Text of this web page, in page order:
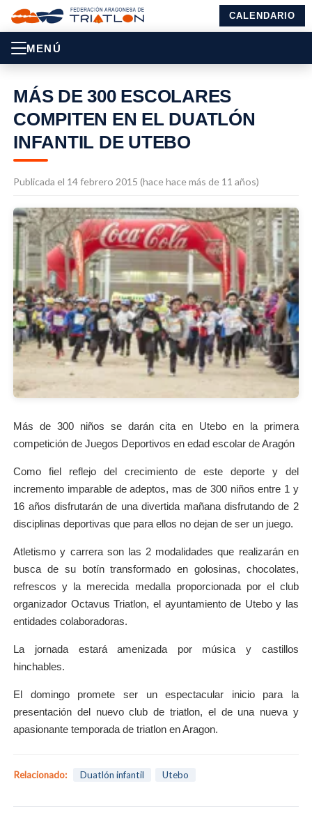
CALENDARIO
MENÚ
MÁS DE 300 ESCOLARES
COMPITEN EN EL DUATLÓN
INFANTIL DE UTEBO
Publicada el 14 febrero 2015 (hace hace más de 11 años)
Más de 300 niños se darán cita en Utebo en la primera
competición de Juegos Deportivos en edad escolar de Aragón
Como fiel reflejo del crecimiento de este deporte y del
incremento imparable de adeptos, mas de 300 niños entre 1 y
16 años disfrutarán de una divertida mañana disfrutando de 2
disciplinas deportivas que para ellos no dejan de ser un juego.
Atletismo y carrera son las 2 modalidades que realizarán en
busca de su botín transformado en golosinas, chocolates,
refrescos y la merecida medalla proporcionada por el club
organizador Octavus Triatlon, el ayuntamiento de Utebo y las
entidades colaboradoras.
La jornada estará amenizada por música y castillos
hinchables.
El domingo promete ser un espectacular inicio para la
presentación del nuevo club de triatlon, el de una nueva y
apasionante temporada de triatlon en Aragon.
Relacionado: Duatlón infantil Utebo